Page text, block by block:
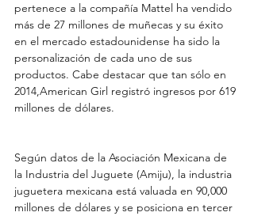
pertenece a la compañía Mattel ha vendido
más de 27 millones de muñecas y su éxito
en el mercado estadounidense ha sido la
personalización de cada uno de sus
productos. Cabe destacar que tan sólo en
2014,American Girl registró ingresos por 619
millones de dólares.
Según datos de la Asociación Mexicana de
la Industria del Juguete (Amiju), la industria
juguetera mexicana está valuada en 90,000
millones de dólares y se posiciona en tercer